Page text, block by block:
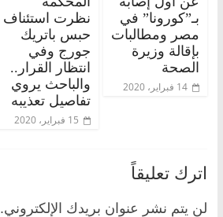
بـ”كورونا” في
مصر ومطالبات
بإقالة وزيرة
الصحة
14 فبراير، 2020
نظرت استئناف
حبس باتريك
جورج وفي
انتظار القرار..
والباحث يروي
تفاصيل تعذيبه
15 فبراير، 2020
اترك تعليقاً
لن يتم نشر عنوان بريدك الإلكتروني.